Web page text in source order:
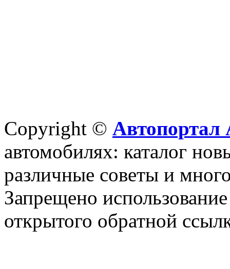
Copyright © Автопортал
автомобилях: каталог
различные советы и
Запрещено
открытого обратной